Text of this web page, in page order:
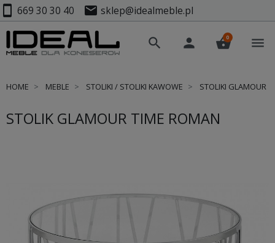
smartphone 669 30 30 40 mail sklep@idealmeble.pl
search person shopping_basket
0 menu
HOME MEBLE STOLIKI / STOLIKI KAWOWE STOLIKI GLAMOUR
STOLIK GLAMOUR TIME ROMAN